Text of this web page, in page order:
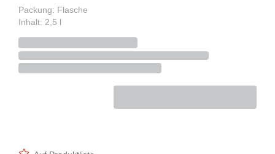
Packung: Flasche
Inhalt: 2,5 l